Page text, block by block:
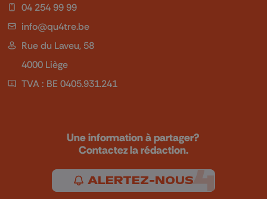
04 254 99 99
info@qu4tre.be
Rue du Laveu, 58
4000 Liège
TVA : BE 0405.931.241
Une information à partager?
Contactez la rédaction.
ALERTEZ-NOUS